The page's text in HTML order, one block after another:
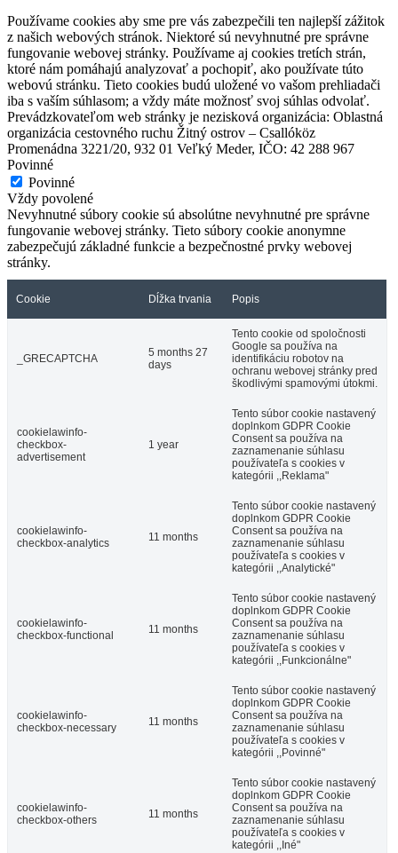
Dunajská Streda
Používame cookies aby sme pre vás zabezpečili ten najlepší zážitok
z našich webových stránok. Niektoré sú nevyhnutné pre správne
fungovanie webovej stránky. Používame aj cookies tretích strán,
ktoré nám pomáhajú analyzovať a pochopiť, ako používate túto
webovú stránku. Tieto cookies budú uložené vo vašom prehliadači
iba s vaším súhlasom; a vždy máte možnosť svoj súhlas odvolať.
Prevádzkovateľom web stránky je nezisková organizácia: Oblastná
organizácia cestovného ruchu Žitný ostrov – Csallóköz
Promenádna 3221/20, 932 01 Veľký Meder, IČO: 42 288 967
Povinné
Povinné
Vždy povolené
Nevyhnutné súbory cookie sú absolútne nevyhnutné pre správne
fungovanie webovej stránky. Tieto súbory cookie anonymne
zabezpečujú základné funkcie a bezpečnostné prvky webovej
stránky.
Cookie Dĺžka trvania Popis
_GRECAPTCHA
5 months 27
days
Tento cookie od spoločnosti
Google sa používa na
identifikáciu robotov na
ochranu webovej stránky pred
škodlivými spamovými útokmi.
cookielawinfo-
checkbox-
advertisement
1 year
Tento súbor cookie nastavený
doplnkom GDPR Cookie
Consent sa používa na
zaznamenanie súhlasu
používateľa s cookies v
kategórii ,,Reklama"
cookielawinfo-
checkbox-analytics
11 months
Tento súbor cookie nastavený
doplnkom GDPR Cookie
Consent sa používa na
zaznamenanie súhlasu
používateľa s cookies v
kategórii ,,Analytické"
cookielawinfo-
checkbox-functional
11 months
Tento súbor cookie nastavený
doplnkom GDPR Cookie
Consent sa používa na
zaznamenanie súhlasu
používateľa s cookies v
kategórii ,,Funkcionálne"
cookielawinfo-
checkbox-necessary
11 months
Tento súbor cookie nastavený
doplnkom GDPR Cookie
Consent sa používa na
zaznamenanie súhlasu
používateľa s cookies v
kategórii ,,Povinné"
cookielawinfo-
checkbox-others
11 months
Tento súbor cookie nastavený
doplnkom GDPR Cookie
Consent sa používa na
zaznamenanie súhlasu
používateľa s cookies v
kategórii ,,Iné"